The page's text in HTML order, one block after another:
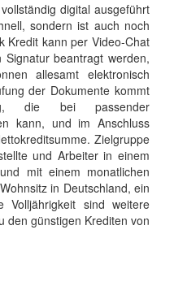
digital ausgeführt
sondern ist auch noch
Kredit kann per Video-Chat
beantragt werden,
allesamt elektronisch
der Dokumente kommt
die bei passender
kann, und im Anschluss
Zielgruppe
und Arbeiter in einem
mit einem monatlichen
in Deutschland, ein
sind weitere
den günstigen Krediten von